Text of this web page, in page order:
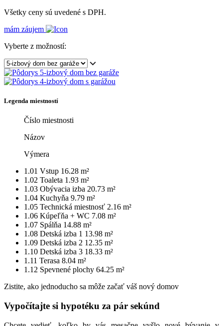
Všetky ceny sú uvedené s DPH.
mám záujem
Vyberte z možností:
Legenda miestností
Číslo miestnosti
Názov
Výmera
1.01 Vstup 16.28 m²
1.02 Toaleta 1.93 m²
1.03 Obývacia izba 20.73 m²
1.04 Kuchyňa 9.79 m²
1.05 Technická miestnosť 2.16 m²
1.06 Kúpeľňa + WC 7.08 m²
1.07 Spálňa 14.88 m²
1.08 Detská izba 1 13.98 m²
1.09 Detská izba 2 12.35 m²
1.10 Detská izba 3 18.33 m²
1.11 Terasa 8.04 m²
1.12 Spevnené plochy 64.25 m²
Zistite, ako jednoducho sa môže začať váš nový domov
Vypočítajte si hypotéku za pár sekúnd